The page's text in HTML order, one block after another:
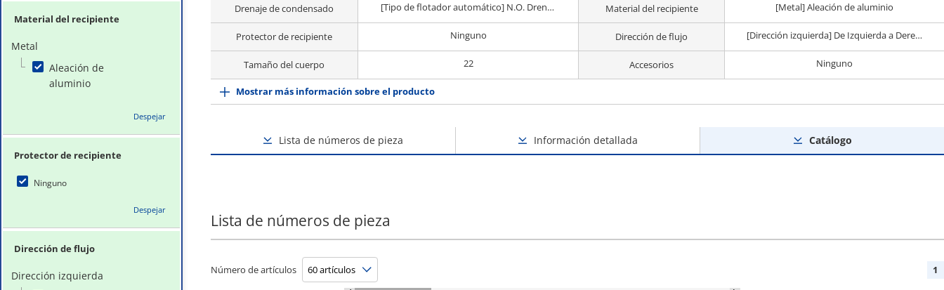
Material del recipiente
Metal
Aleación de
aluminio
Despejar
Protector de recipiente
Ninguno
Despejar
Dirección de flujo
Dirección izquierda
Drenaje de condensado [Tipo de flotador automático] N.O. Drenaje Automático Material del recipiente [Metal] Aleación de aluminio
Protector de recipiente Ninguno Dirección de flujo [Dirección izquierda] De Izquierda a Derecha
Tamaño del cuerpo 22 Accesorios Ninguno
Mostrar más información sobre el producto
Lista de números de pieza Información detallada Catálogo
Lista de números de pieza
Número de artículos 1